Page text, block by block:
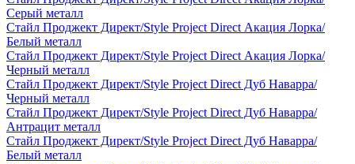
Серый металл
Стайл Проджект Директ/Style Project Direct Акация Лорка/
Белый металл
Стайл Проджект Директ/Style Project Direct Акация Лорка/
Черный металл
Стайл Проджект Директ/Style Project Direct Дуб Наварра/
Черный металл
Стайл Проджект Директ/Style Project Direct Дуб Наварра/
Антрацит металл
Стайл Проджект Директ/Style Project Direct Дуб Наварра/
Белый металл